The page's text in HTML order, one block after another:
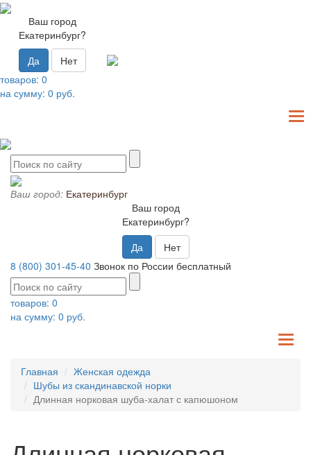
Ваш город
Екатеринбург?
Да
Нет
товаров: 0
на сумму: 0 руб.
Ваш город: Екатеринбург
Ваш город
Екатеринбург?
Да
Нет
8 (800) 301-45-40 Звонок по России бесплатный
товаров: 0
на сумму: 0 руб.
Главная
Женская одежда
Шубы из скандинавской норки
Длинная норковая шуба-халат с капюшоном